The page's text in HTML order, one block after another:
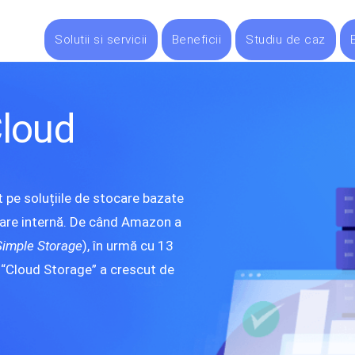
pe soluțiile de stocare bazate
internă. De când Amazon a
Storage), în urmă cu 13
Storage” a crescut de
Solutii si servicii Beneficii Studiu de caz